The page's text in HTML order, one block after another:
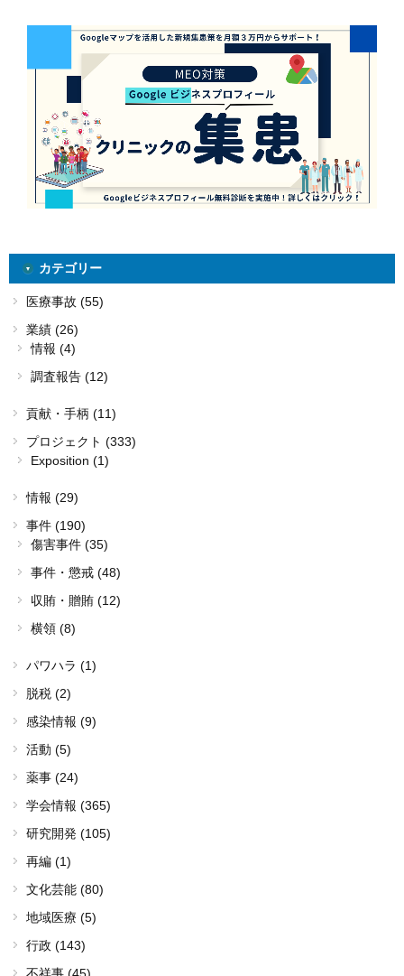
カテゴリー
医療事故 (55)
業績 (26)
情報 (4)
調査報告 (12)
貢献・手柄 (11)
プロジェクト (333)
Exposition (1)
情報 (29)
事件 (190)
傷害事件 (35)
事件・懲戒 (48)
収賄・贈賄 (12)
横領 (8)
パワハラ (1)
脱税 (2)
感染情報 (9)
活動 (5)
薬事 (24)
学会情報 (365)
研究開発 (105)
再編 (1)
文化芸能 (80)
地域医療 (5)
行政 (143)